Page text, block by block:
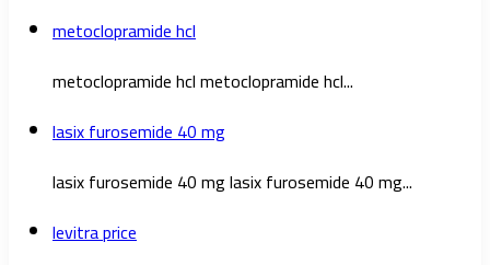
metoclopramide hcl
metoclopramide hcl metoclopramide hcl...
lasix furosemide 40 mg
lasix furosemide 40 mg lasix furosemide 40 mg...
levitra price